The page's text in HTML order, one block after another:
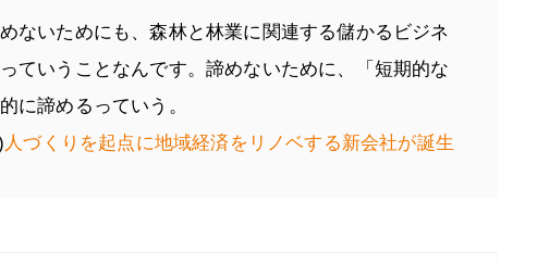
ないためにも、森林と林業に関連する儲かるビジネ
ていうことなんです。諦めないために、「短期的な
に諦めるっていう。
人づくりを起点に地域経済をリノベする新会社が誕生